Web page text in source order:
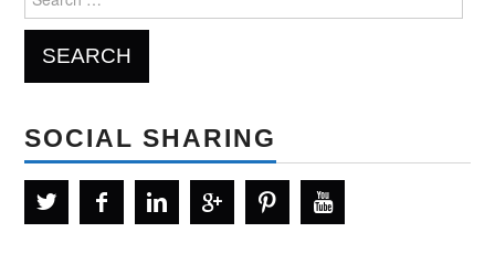
for:
SOCIAL SHARING